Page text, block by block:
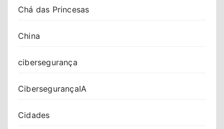
Chá das Princesas
China
cibersegurança
CibersegurançaIA
Cidades